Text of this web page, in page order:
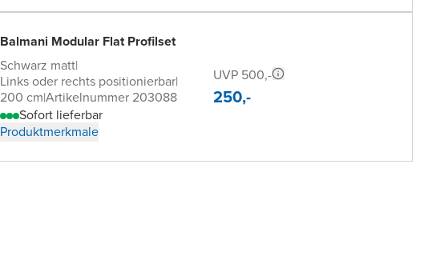
Balmani Modular Flat Profilset
Schwarz matt|
Links oder rechts positionierbar|
200 cm|Artikelnummer 203088
Sofort lieferbar
Produktmerkmale
UVP 500,-
250,-